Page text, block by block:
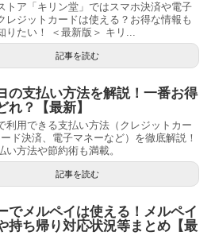
トア「キリン堂」ではスマホ決済や電子
レジットカードは使える？お得な情報も
りたい！ ＜最新版＞ キリ...
記事を読む
の支払い方法を解説！一番お得
れ？【最新】
利用できる支払い方法（クレジットカー
ード決済、電子マネーなど）を徹底解説！
い方法や節約術も満載。
記事を読む
でメルペイは使える！メルペイ
持ち帰り対応状況等まとめ【最